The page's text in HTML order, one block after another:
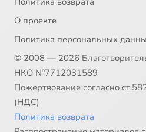
О проекте
Политика персональных
© 2008 — 2026
НКО №7712031589
Пожертвование согласно
(НДС)
Политика возврата